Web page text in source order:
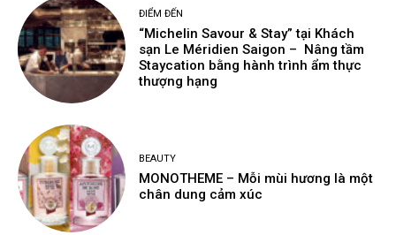
ĐIỂM ĐẾN
“Michelin Savour & Stay” tại Khách
sạn Le Méridien Saigon – Nâng tầm
Staycation bằng hành trình ẩm thực
thượng hạng
BEAUTY
MONOTHEME – Mỗi mùi hương là một
chân dung cảm xúc